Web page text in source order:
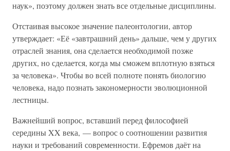
наук», поэтому должен знать все отдельные дисциплины.
Отстаивая высокое значение палеонтологии, автор
утверждает: «Её «завтрашний день» дальше, чем у других
отраслей знания, она сделается необходимой позже
других, но сделается, когда мы сможем вплотную взяться
за человека». Чтобы во всей полноте понять биологию
человека, надо познать закономерности эволюционной
лестницы.
Важнейший вопрос, вставший перед философией
середины XX века, — вопрос о соотношении развития
науки и требований современности. Ефремов даёт на